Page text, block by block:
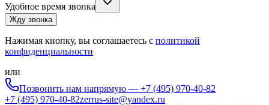
Удобное время звонка
Жду звонка
Нажимая кнопку, вы соглашаетесь с политикой
конфиденциальности
или
Позвонить нам напрямую — +7 (495) 970-40-82
+7 (495) 970-40-82zerrus-site@yandex.ru